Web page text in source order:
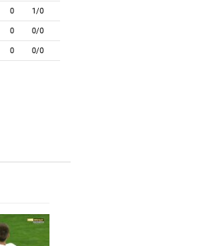
0 1/0
0 0/0
0 0/0